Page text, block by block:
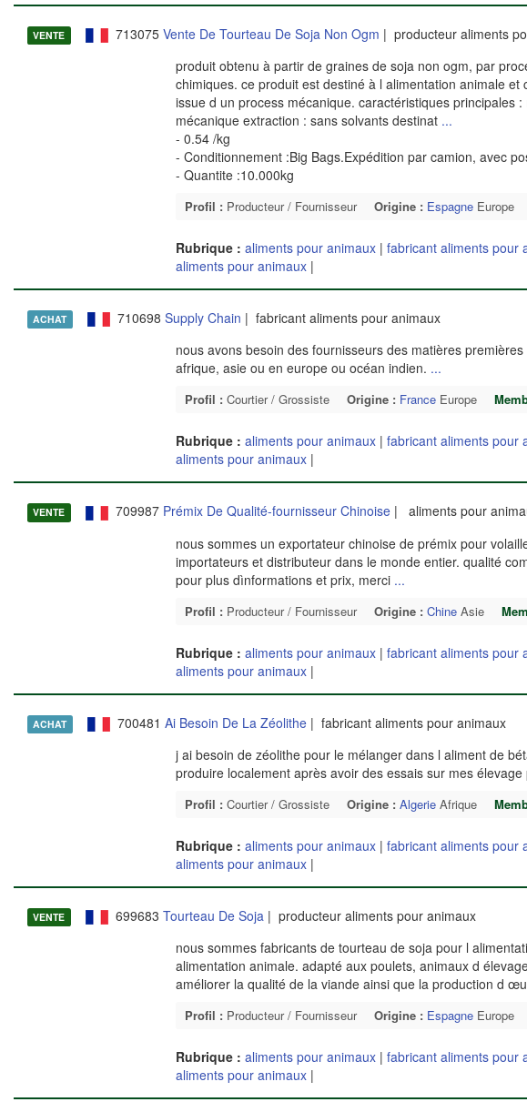
VENTE 713075 Vente De Tourteau De Soja Non Ogm | producteur aliments
produit obtenu à partir de graines de soja non ogm, par
chimiques. ce produit est destiné à l alimentation animale
issue d un process mécanique. caractéristiques principales
mécanique extraction : sans solvants destinat ...
- 0.54 /kg
- Conditionnement :Big Bags.Expédition par camion, avec
- Quantite :10.000kg
Profil :Producteur / Fournisseur Origine : EspagneEurope
Rubrique : aliments pour animaux | fabricant aliments pour
aliments pour animaux|
ACHAT 710698 Supply Chain | fabricant aliments pour animaux
nous avons besoin des fournisseurs des matières
afrique, asie ou en europe ou océan indien. ...
Profil :Courtier / Grossiste Origine : FranceEurope
Rubrique : aliments pour animaux | fabricant aliments pour
aliments pour animaux|
VENTE 709987 Prémix De Qualité-fournisseur Chinoise| aliments pour
nous sommes un exportateur chinoise de prémix pour
importateurs et distributeur dans le monde entier. qualité
pour plus dìnformations et prix, merci ...
Profil :Producteur / Fournisseur Origine : ChineAsie
Rubrique : aliments pour animaux | fabricant aliments pour
aliments pour animaux|
ACHAT 700481 Ai Besoin De La Zéolithe| fabricant aliments pour animaux
j ai besoin de zéolithe pour le mélanger dans l aliment de
produire localement après avoir des essais sur mes
Profil :Courtier / Grossiste Origine : AlgerieAfrique
Rubrique : aliments pour animaux | fabricant aliments pour
aliments pour animaux|
VENTE 699683 Tourteau De Soja| producteur aliments pour animaux
nous sommes fabricants de tourteau de soja pour l
alimentation animale. adapté aux poulets, animaux d
améliorer la qualité de la viande ainsi que la production d
Profil :Producteur / Fournisseur Origine : EspagneEurope
Rubrique : aliments pour animaux | fabricant aliments pour
aliments pour animaux|